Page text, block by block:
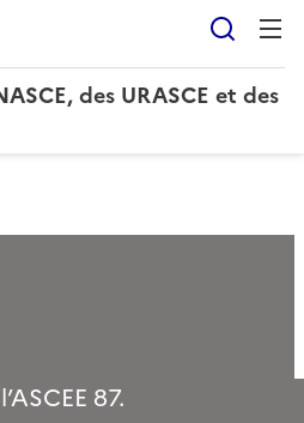
des URASCE et des
87.